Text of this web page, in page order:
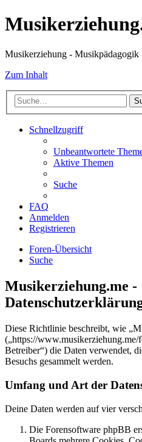
Musikerziehung - Musikpädagogik
Zum Inhalt
Schnellzugriff
Unbeantwortete
Aktive Themen
Suche
FAQ
Anmelden
Registrieren
Foren-Übersicht
Suche
Musikerziehung.me -
Diese Richtlinie beschreibt, wie
(„https://
Betreiber“) die Daten verwendet,
Besuchs gesammelt werden.
Umfang und Art der
Deine Daten werden auf vier
Die Forensoftware phpBB